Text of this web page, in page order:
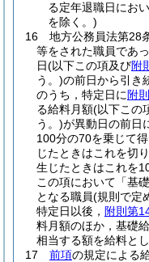
る定年退職日にお
を除く。)
16
地方公務員法第28
等をされた職員であ
日(以下この項及び附
う。)の前日から引き
のうち，特定日に 附
る給料月額(以下この
う。)が異動日の前日
100分の70を乗じて
じたときはこれを切
生じたときはこれを
この項において「基
となる職員(規則で定
特定日以後， 附則第
料月額のほか，基礎
相当する額を給料と
17
前項の規定による